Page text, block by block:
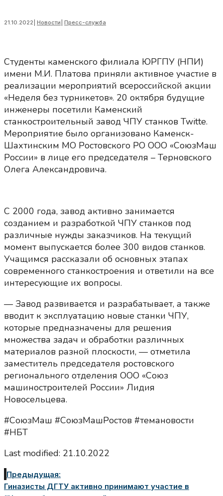
21.10.2022 Новости Пресс-служба
Студенты каменского филиала ЮРГПУ (НПИ)
имени М.И. Платова приняли активное участие в
реализации мероприятий всероссийской акции
«Неделя без турникетов». 20 октября будущие
инженеры посетили Каменский
станкостроительный завод ЧПУ станков Twitte.
Мероприятие было организовано Каменск-
Шахтинским МО Ростовского РО ООО «СоюзМаш
России» в лице его председателя – Терновского
Олега Александровича.
С 2000 года, завод активно занимается
созданием и разработкой ЧПУ станков под
различные нужды заказчиков. На текущий
момент выпускается более 300 видов станков.
Учащимся рассказали об основных этапах
современного станкостроения и ответили на все
интересующие их вопросы.
— Завод развивается и разрабатывает, а также
вводит к эксплуатацию новые станки ЧПУ,
которые предназначены для решения
множества задач и обработки различных
материалов разной плоскости, — отметила
заместитель председателя ростовского
регионального отделения ООО «Союз
машиностроителей России» Лидия
Новосельцева.
#СоюзМаш #СоюзМашРостов #темановости
#НБТ
Last modified: 21.10.2022
Предыдущая:
Гиназисты ДГТУ активно принимают участие в